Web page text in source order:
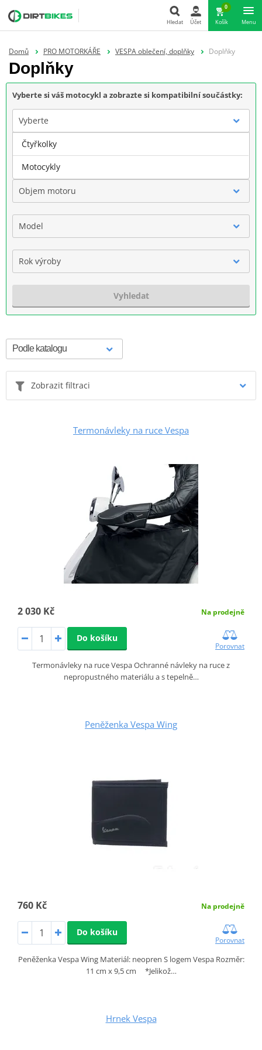
Hledat
Hledat Účet
0
Košík Menu
Domů PRO MOTORKÁŘE VESPA oblečení, doplňky Doplňky
Doplňky
Vyberte si váš motocykl a zobrazte si kompatibilní součástky:
Vyberte
Značka
Objem motoru
Model
Rok výroby
Vyhledat
Zobrazit filtraci
Termonávleky na ruce Vespa
2 030 Kč Na prodejně
Do košíku
Porovnat
Termonávleky na ruce Vespa Ochranné návleky na ruce z
nepropustného materiálu a s tepelně…
Peněženka Vespa Wing
760 Kč Na prodejně
Do košíku
Porovnat
Peněženka Vespa Wing Materiál: neopren S logem Vespa Rozměr:
11 cm x 9,5 cm *Jelikož…
Hrnek Vespa
Čtyřkolky
Motocykly